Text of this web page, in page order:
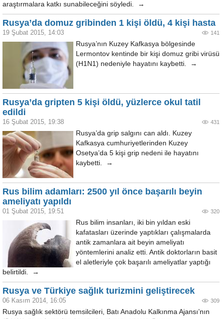
araştırmalara katkı sunabileceğini söyledi. →
Rusya’da domuz gribinden 1 kişi öldü, 4 kişi hasta
19 Şubat 2015, 14:03 141
Rusya’nın Kuzey Kafkasya bölgesinde
Lermontov kentinde bir kişi domuz gribi virüsü
(H1N1) nedeniyle hayatını kaybetti. →
Rusya’da gripten 5 kişi öldü, yüzlerce okul tatil
edildi
16 Şubat 2015, 19:38 431
Rusya’da grip salgını can aldı. Kuzey
Kafkasya cumhuriyetlerinden Kuzey
Osetya’da 5 kişi grip nedeni ile hayatını
kaybetti. →
Rus bilim adamları: 2500 yıl önce başarılı beyin
ameliyatı yapıldı
01 Şubat 2015, 19:51 320
Rus bilim insanları, iki bin yıldan eski
kafatasları üzerinde yaptıkları çalışmalarda
antik zamanlara ait beyin ameliyatı
yöntemlerini analiz etti. Antik doktorların basit
el aletleriyle çok başarılı ameliyatlar yaptığı
belirtildi. →
Rusya ve Türkiye sağlık turizmini geliştirecek
06 Kasım 2014, 16:05 309
Rusya sağlık sektörü temsilcileri, Batı Anadolu Kalkınma Ajansı’nın